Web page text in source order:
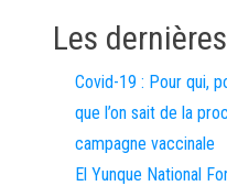
Les
Covid-19 : Pour qui,
que l’on sait de la
campagne vaccinale
El Yunque National